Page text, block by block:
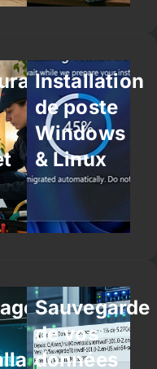
Installation
de poste
Windows
& Linux
Sauvegarde
de vos
données